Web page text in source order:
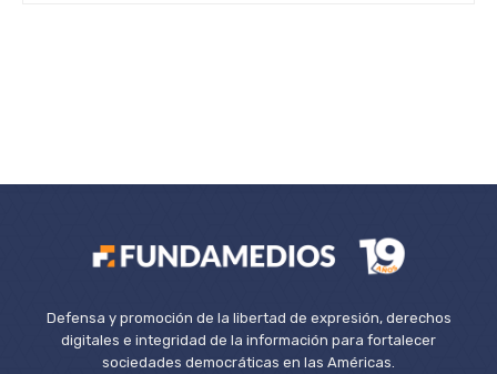
Defensa y promoción de la libertad de expresión, derechos
digitales e integridad de la información para fortalecer
sociedades democráticas en las Américas.